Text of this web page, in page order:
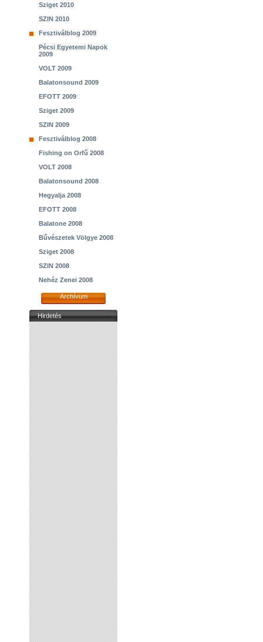
Sziget 2010
SZIN 2010
Fesztiválblog 2009
Pécsi Egyetemi Napok
2009
VOLT 2009
Balatonsound 2009
EFOTT 2009
Sziget 2009
SZIN 2009
Fesztiválblog 2008
Fishing on Orfű 2008
VOLT 2008
Balatonsound 2008
Hegyalja 2008
EFOTT 2008
Balatone 2008
Bűvészetek Völgye 2008
Sziget 2008
SZIN 2008
Nehéz Zenei 2008
Archívum
Hirdetés